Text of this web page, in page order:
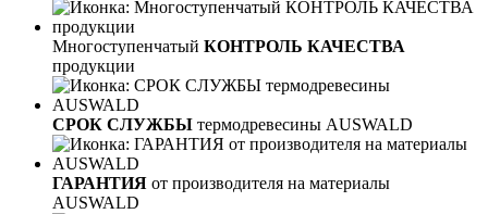
Многоступенчатый КОНТРОЛЬ КАЧЕСТВА
продукции
СРОК СЛУЖБЫ термодревесины AUSWALD
ГАРАНТИЯ от производителя на материалы
AUSWALD